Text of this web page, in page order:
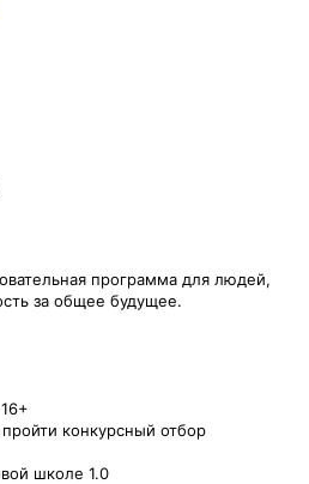
программа для людей,
за общее будущее.
конкурсный отбор
школе 1.0